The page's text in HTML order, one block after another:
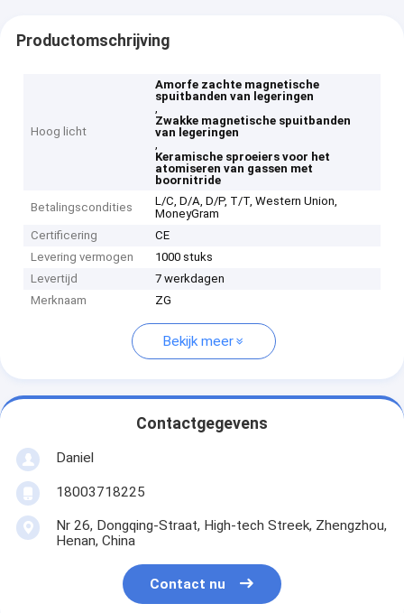
Productomschrijving
Hoog licht
Amorfe zachte magnetische
spuitbanden van legeringen
,
Zwakke magnetische spuitbanden
van legeringen
,
Keramische sproeiers voor het
atomiseren van gassen met
boornitride
Betalingscondities
L/C, D/A, D/P, T/T, Western Union,
MoneyGram
Certificering
CE
Levering vermogen
1000 stuks
Levertijd
7 werkdagen
Merknaam
ZG
Bekijk meer
Contactgegevens
Daniel
18003718225
Nr 26, Dongqing-Straat, High-tech Streek, Zhengzhou,
Henan, China
Contact nu